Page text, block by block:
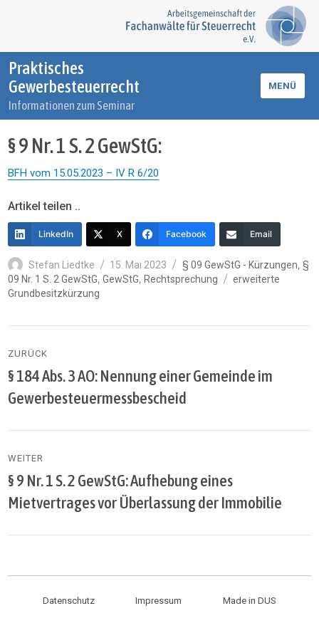
Praktisches
Gewerbesteuerrecht
Informationen zum Seminar
MENÜ
§ 9 Nr. 1 S. 2 GewStG:
BFH vom 15.05.2023 – IV R 6/20
Artikel teilen ..
LinkedIn X Facebook Email
Autor
Stefan Liedtke
Veröffentlicht
am
15. Mai 2023 Kategorien
§ 09 GewStG - Kürzungen, §
09 Nr. 1 S. 2 GewStG,GewStG,Rechtsprechung Schlagwörter
erweiterte
Grundbesitzkürzung
ZURÜCK
Vorheriger
Beitrag:
§ 184 Abs. 3 AO: Nennung einer Gemeinde im
Gewerbesteuermessbescheid
WEITER
Nächster
Beitrag:
§ 9 Nr. 1 S. 2 GewStG: Aufhebung eines
Mietvertrages vor Überlassung der Immobilie
Datenschutz Impressum Made in DUS